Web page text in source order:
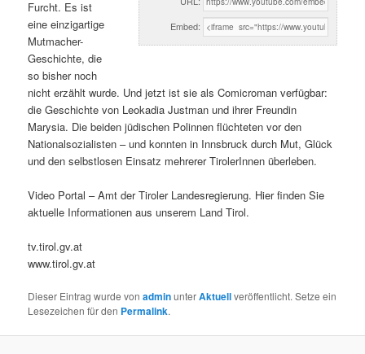
Embed:
Furcht. Es ist
eine einzigartige
Mutmacher-
Geschichte, die
so bisher noch
nicht erzählt wurde. Und jetzt ist sie als Comicroman verfügbar:
die Geschichte von Leokadia Justman und ihrer Freundin
Marysia. Die beiden jüdischen Polinnen flüchteten vor den
Nationalsozialisten – und konnten in Innsbruck durch Mut, Glück
und den selbstlosen Einsatz mehrerer TirolerInnen überleben.
Video Portal – Amt der Tiroler Landesregierung. Hier finden Sie
aktuelle Informationen aus unserem Land Tirol.
tv.tirol.gv.at
www.tirol.gv.at
Dieser Eintrag wurde vonadminunterAktuellveröffentlicht. Setze ein
Lesezeichen für den Permalink.